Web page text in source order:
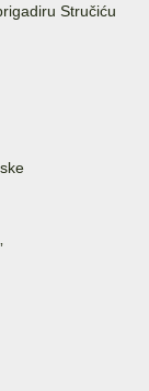
Stručiću